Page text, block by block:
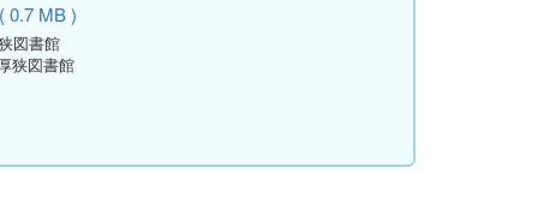
0.7 MB )
図書館
狭図書館